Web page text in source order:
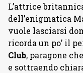
L’attrice
dell’enigmatica
vuole lasciarsi
ricorda un po’ il
Club, paragone
e sottraendo